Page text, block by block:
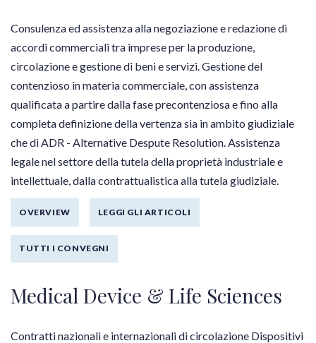
Consulenza ed assistenza alla negoziazione e redazione di
accordi commerciali tra imprese per la produzione,
circolazione e gestione di beni e servizi. Gestione del
contenzioso in materia commerciale, con assistenza
qualificata a partire dalla fase precontenziosa e fino alla
completa definizione della vertenza sia in ambito giudiziale
che di ADR - Alternative Despute Resolution. Assistenza
legale nel settore della tutela della proprietà industriale e
intellettuale, dalla contrattualistica alla tutela giudiziale.
OVERVIEW LEGGI GLI ARTICOLI
TUTTI I CONVEGNI
Medical Device & Life Sciences
Contratti nazionali e internazionali di circolazione Dispositivi